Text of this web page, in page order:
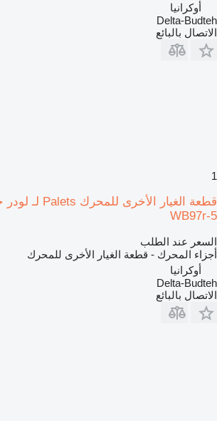
أوكرانيا
Delta-Budteh
الاتصال بالبائع
1
WB97r-5
السعر عند الطلب
أجزاء المحرك - قطعة الغيار الأخرى للمحرك
أوكرانيا
Delta-Budteh
الاتصال بالبائع